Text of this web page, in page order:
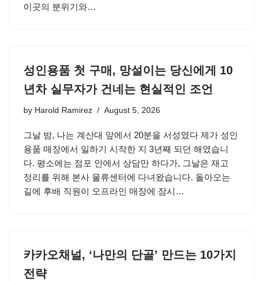
이곳의 분위기와…
성인용품 첫 구매, 망설이는 당신에게 10
년차 실무자가 건네는 현실적인 조언
by Harold Ramirez August 5, 2026
그날 밤, 나는 계산대 앞에서 20분을 서성였다 제가 성인
용품 매장에서 일하기 시작한 지 3년째 되던 해였습니
다. 평소에는 점포 안에서 상담만 하다가, 그날은 재고
정리를 위해 본사 물류센터에 다녀왔습니다. 돌아오는
길에 후배 직원이 오프라인 매장에 잠시…
카카오채널, ‘나만의 단골’ 만드는 10가지
전략